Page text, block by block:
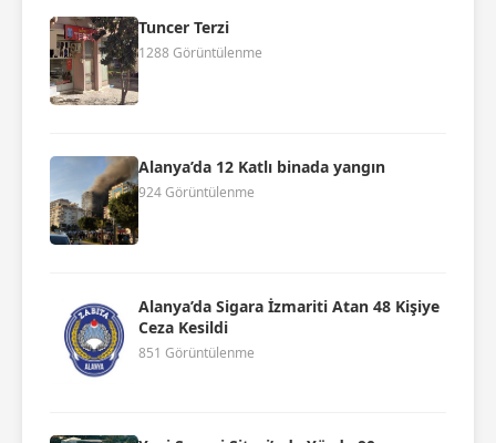
Tuncer Terzi
1288 Görüntülenme
Alanya’da 12 Katlı binada yangın
924 Görüntülenme
Alanya’da Sigara İzmariti Atan 48 Kişiye
Ceza Kesildi
851 Görüntülenme